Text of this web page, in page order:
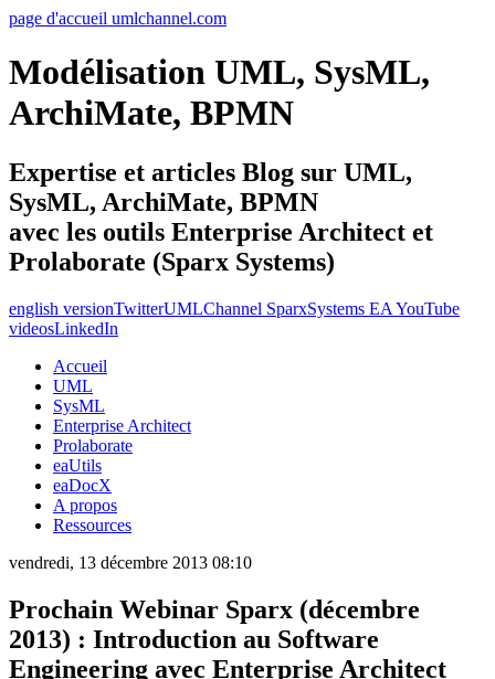
page d'accueil umlchannel.com
Modélisation UML, SysML,
ArchiMate, BPMN
Expertise et articles Blog sur UML,
SysML, ArchiMate, BPMN
avec les outils Enterprise Architect et
Prolaborate (Sparx Systems)
english versionTwitterUMLChannel SparxSystems EA YouTube
videosLinkedIn
Accueil
UML
SysML
Enterprise Architect
Prolaborate
eaUtils
eaDocX
A propos
Ressources
vendredi, 13 décembre 2013 08:10
Prochain Webinar Sparx (décembre
2013) : Introduction au Software
Engineering avec Enterprise Architect